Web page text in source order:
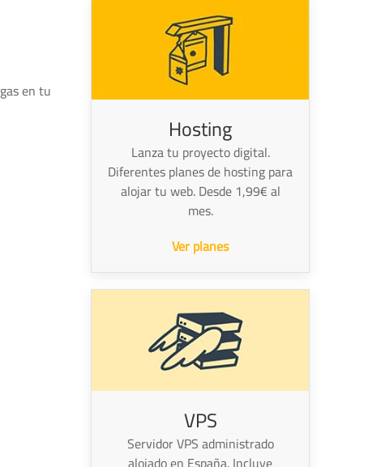
en tu
Hosting
Lanza tu proyecto digital.
Diferentes planes de hosting para
alojar tu web. Desde 1,99€ al
mes.
Ver planes
VPS
Servidor VPS administrado